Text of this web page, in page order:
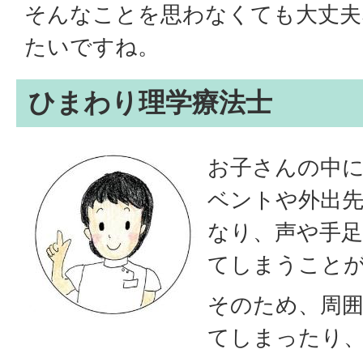
そんなことを思わなくても大丈
たいですね。
ひまわり理学療法士
お子さんの中
ベントや外出
なり、声や手
てしまうこと
そのため、周
てしまったり